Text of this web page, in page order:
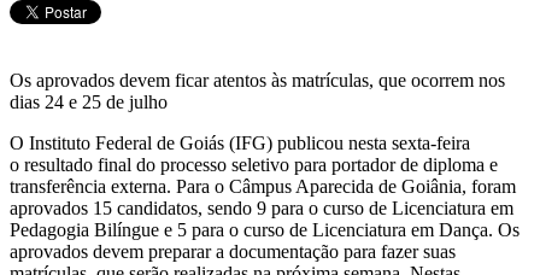
Os aprovados devem ficar atentos às matrículas, que ocorrem nos
dias 24 e 25 de julho
O Instituto Federal de Goiás (IFG) publicou nesta sexta-feira
o resultado final do processo seletivo para portador de diploma e
transferência externa. Para o Câmpus Aparecida de Goiânia, foram
aprovados 15 candidatos, sendo 9 para o curso de Licenciatura em
Pedagogia Bilíngue e 5 para o curso de Licenciatura em Dança. Os
aprovados devem preparar a documentação para fazer suas